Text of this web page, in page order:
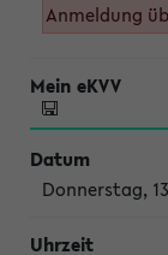
Anmeldung
Donnerstag,